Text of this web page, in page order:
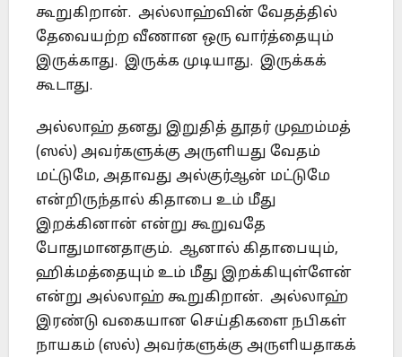
கூறுகிறான். அல்லாஹ்வின் வேதத்தில்
தேவையற்ற வீணான ஒரு வார்த்தையும்
இருக்காது. இருக்க முடியாது. இருக்கக்
கூடாது.
அல்லாஹ் தனது இறுதித் தூதர் முஹம்மத்
(ஸல்) அவர்களுக்கு அருளியது வேதம்
மட்டுமே, அதாவது அல்குர்ஆன் மட்டுமே
என்றிருந்தால் கிதாபை உம் மீது
இறக்கினான் என்று கூறுவதே
போதுமானதாகும். ஆனால் கிதாபையும்,
ஹிக்மத்தையும் உம் மீது இறக்கியுள்ளேன்
என்று அல்லாஹ் கூறுகிறான். அல்லாஹ்
இரண்டு வகையான செய்திகளை நபிகள்
நாயகம் (ஸல்) அவர்களுக்கு அருளியதாகக்